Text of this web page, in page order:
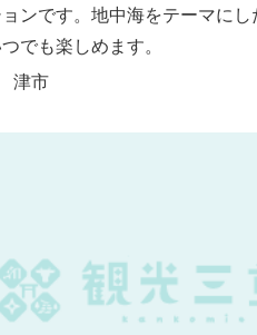
ンです。地中海をテーマに
でも楽しめます。
津市